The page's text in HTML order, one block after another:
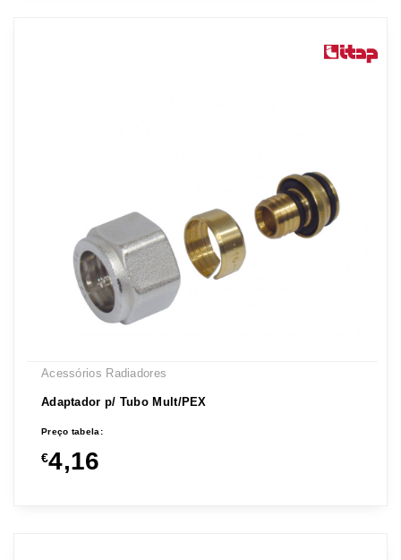
Acessórios Radiadores
Adaptador p/ Tubo Mult/PEX
Preço tabela:
€4,16